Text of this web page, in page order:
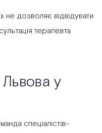
не дозволяє відвідувати
терапевта
у
спеціалістів-